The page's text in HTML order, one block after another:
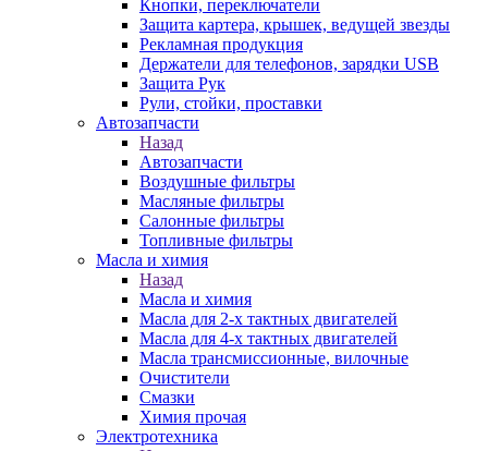
Кнопки, переключатели
Защита картера, крышек, ведущей звезды
Рекламная продукция
Держатели для телефонов, зарядки USB
Защита Рук
Рули, стойки, проставки
Автозапчасти
Назад
Автозапчасти
Воздушные фильтры
Масляные фильтры
Салонные фильтры
Топливные фильтры
Масла и химия
Назад
Масла и химия
Масла для 2-х тактных двигателей
Масла для 4-х тактных двигателей
Масла трансмиссионные, вилочные
Очистители
Смазки
Химия прочая
Электротехника